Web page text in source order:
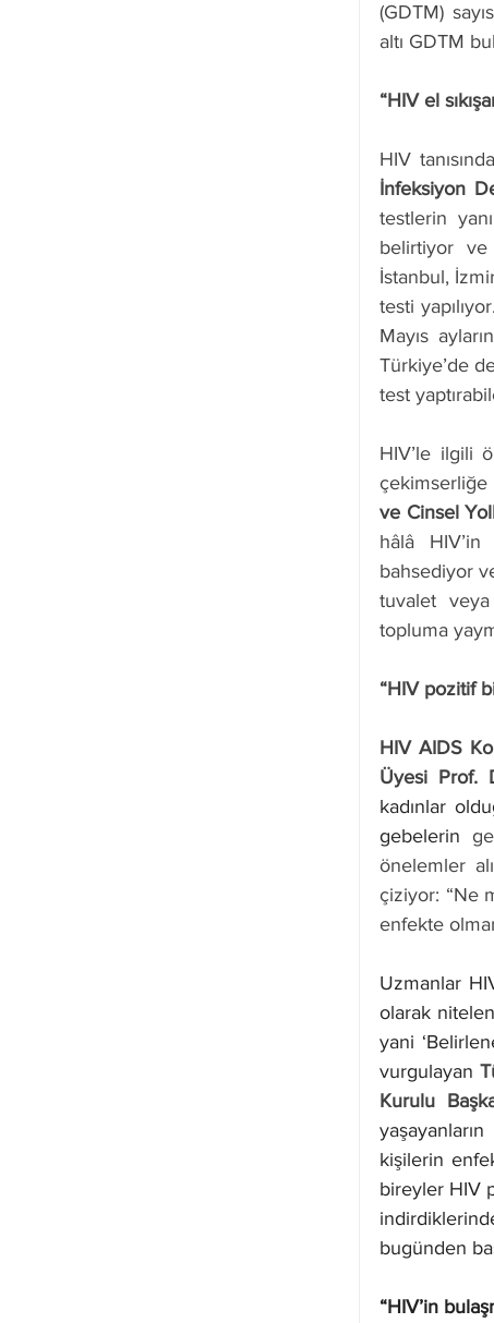
(GDTM)
altı GDTM
“HIV el
HIV
İnfeksiyon
testlerin
belirtiyor
İstanbul,
testi
Mayıs
Türkiye’de
test
HIV’le ilgili
çekimserliğe
ve Cinsel
hâlâ HIV’in
bahsediyor
tuvalet
topluma
“HIV pozitif
HIV AIDS
Üyesi Prof.
kadınlar
gebelerin
önelemler
çiziyor: “Ne
enfekte
Uzmanlar
olarak
yani
vurgulayan
Kurulu
kişilerin
bireyler HIV
bugünden
“HIV’in